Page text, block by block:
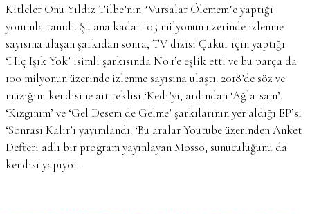
Kitleler Onu Yıldız Tilbe’nin “Vursalar Ölemem”e yaptığı
yorumla tanıdı. Şu ana kadar 105 milyonun üzerinde izlenme
sayısına ulaşan şarkıdan sonra, TV dizisi Çukur için yaptığı
‘Hiç Işık Yok’ isimli şarkısında No.1’e eşlik etti ve bu parça da
100 milyonun üzerinde izlenme sayısına ulaştı. 2018’de söz ve
müziğini kendisine ait teklisi ‘Kedi’yi, ardından ‘Ağlarsam’,
‘Kızgınım’ ve ‘Gel Desem de Gelme’ şarkılarının yer aldığı EP’si
‘Sonrası Kalır’ı yayımlandı. ‘Bu aralar Youtube üzerinden Anket
Defteri adlı bir program yayınlayan Mosso, sunuculuğunu da
kendisi yapıyor.